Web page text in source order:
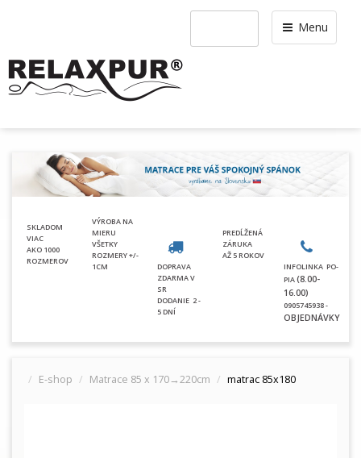
Menu
SKLADOM
VIAC
AKO 1000
ROZMEROV
VÝROBA NA
MIERU
VŠETKY
ROZMERY +/-
1CM
DOPRAVA
ZDARMA V
SR
DODANIE 2 -
5 DNÍ
PREDĹŽENÁ
ZÁRUKA
AŽ 5 ROKOV
INFOLINKA PO-
PIA(8.00-
16.00)
0905745938 -
OBJEDNÁVKY
E-shop Matrace 85 x 170→220cm matrac 85x180